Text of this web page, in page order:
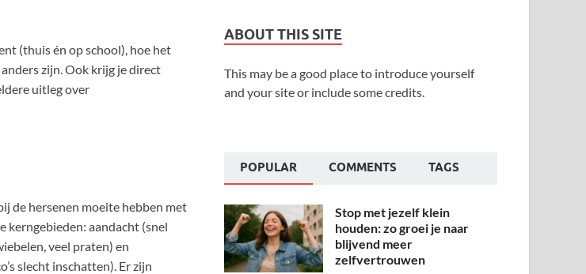
(thuis én op school), hoe het
zijn. Ook krijg je direct
uitleg over
de hersenen moeite hebben met
kerngebieden: aandacht (snel
veel praten) en
slecht inschatten). Er zijn
ABOUT THIS SITE
This may be a good place to introduce yourself
and your site or include some credits.
POPULAR COMMENTS TAGS
Stop met jezelf klein
houden: zo groei je naar
blijvend meer
zelfvertrouwen